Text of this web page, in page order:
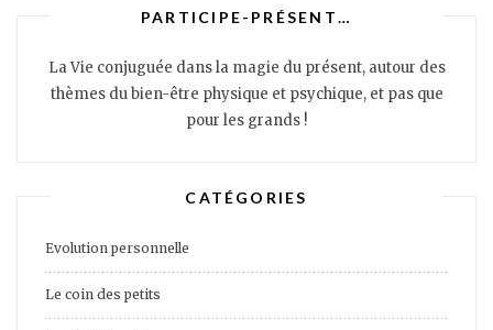
PARTICIPE-PRÉSENT…
La Vie conjuguée dans la magie du présent, autour des
thèmes du bien-être physique et psychique, et pas que
pour les grands !
CATÉGORIES
Evolution personnelle
Le coin des petits